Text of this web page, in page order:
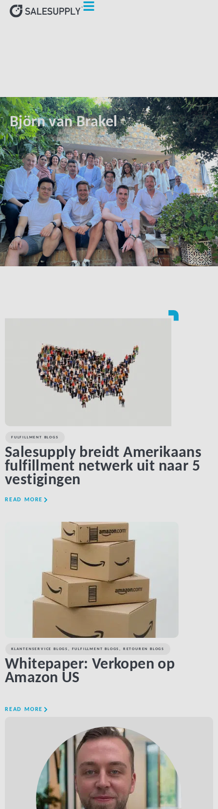
Björn van Brakel
FULFILLMENT BLOGS
Salesupply breidt Amerikaans
fulfillment netwerk uit naar 5
vestigingen
READ MORE
KLANTENSERVICE BLOGS FULFILLMENT BLOGS RETOUREN BLOGS
Whitepaper: Verkopen op
Amazon US
READ MORE
LINK BTN